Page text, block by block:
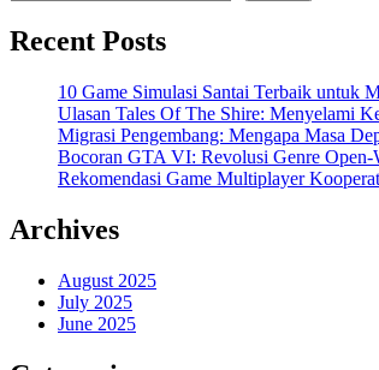
Recent Posts
10 Game Simulasi Santai Terbaik untuk
Ulasan Tales Of The Shire: Menyelami
Migrasi Pengembang: Mengapa Masa
Bocoran GTA VI: Revolusi Genre
Rekomendasi Game Multiplayer
Archives
August 2025
July 2025
June 2025